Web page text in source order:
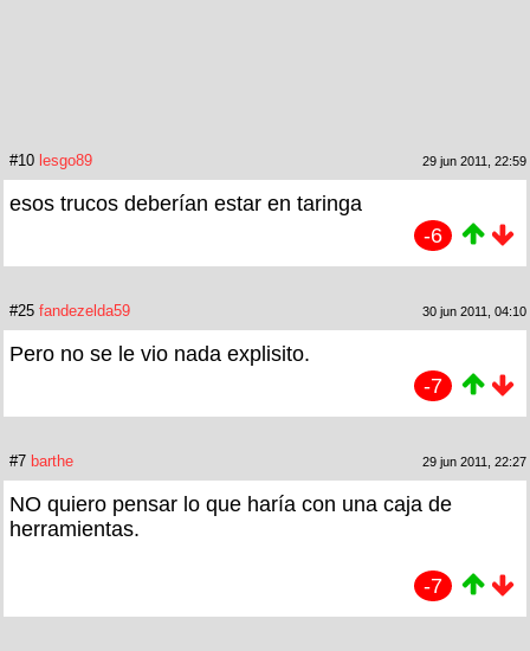
#10 lesgo89 29 jun 2011, 22:59
esos trucos deberían estar en taringa
-6
#25 fandezelda59 30 jun 2011, 04:10
Pero no se le vio nada explisito.
-7
#7 barthe 29 jun 2011, 22:27
NO quiero pensar lo que haría con una caja de
herramientas.
-7